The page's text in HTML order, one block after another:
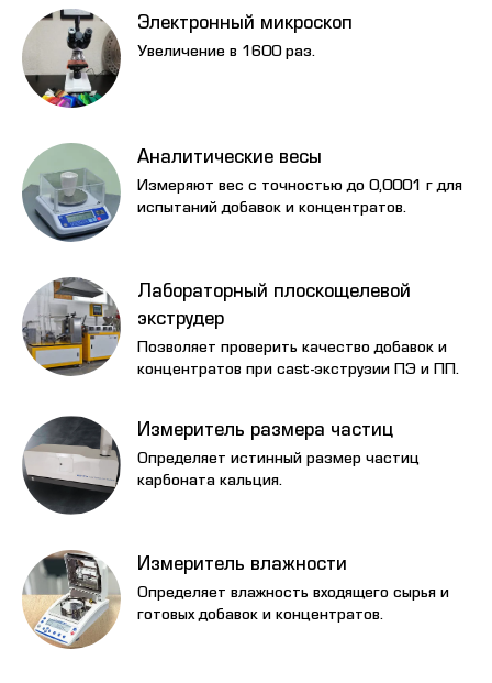
Электронный микроскоп
Увеличение в 1600 раз.
Аналитические весы
Измеряют вес с точностью до 0,0001 г для
испытаний добавок и концентратов.
Лабораторный плоскощелевой
экструдер
Позволяет проверить качество добавок и
концентратов при cast-экструзии ПЭ и ПП.
Измеритель размера частиц
Определяет истинный размер частиц
карбоната кальция.
Измеритель влажности
Определяет влажность входящего сырья и
готовых добавок и концентратов.